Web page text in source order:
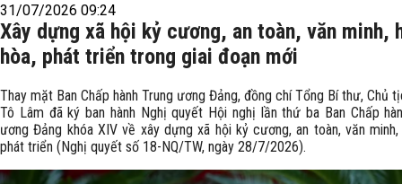
31/07/2026 09:24
Xây dựng xã hội kỷ cương, an toàn, văn minh,
hòa, phát triển trong giai đoạn mới
Thay mặt Ban Chấp hành Trung ương Đảng, đồng chí Tổng Bí thư, Chủ
Tô Lâm đã ký ban hành Nghị quyết Hội nghị lần thứ ba Ban Chấp
ương Đảng khóa XIV về xây dựng xã hội kỷ cương, an toàn, văn minh,
phát triển (Nghị quyết số 18-NQ/TW, ngày 28/7/2026).